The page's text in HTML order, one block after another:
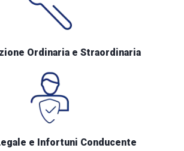
Ordinaria e Straordinaria
e Infortuni Conducente